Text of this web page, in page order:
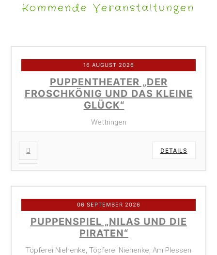
Kommende Veranstaltungen
16 AUGUST 2026
PUPPENTHEATER „DER
FROSCHKÖNIG UND DAS KLEINE
GLÜCK“
Wettringen
DETAILS
06 SEPTEMBER 2026
PUPPENSPIEL „NILAS UND DIE
PIRATEN“
Töpferei Niehenke, Töpferei Niehenke, Am Plessen